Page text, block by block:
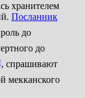
хранителем
Посланник
до
до
, спрашивают
мекканского